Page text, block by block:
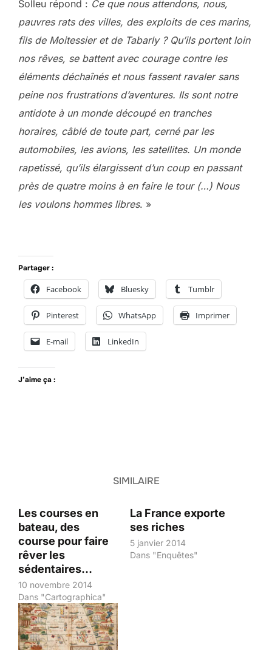
Solleu répond : Ce que nous attendons, nous,
pauvres rats des villes, des exploits de ces marins,
fils de Moitessier et de Tabarly ? Qu’ils portent loin
nos rêves, se battent avec courage contre les
éléments déchaînés et nous fassent ravaler sans
peine nos frustrations d’aventures. Ils sont notre
antidote à un monde découpé en tranches
horaires, câblé de toute part, cerné par les
automobiles, les avions, les satellites. Un monde
rapetissé, qu’ils élargissent d’un coup en passant
près de quatre moins à en faire le tour (…) Nous
les voulons hommes libres. »
Partager :
Facebook Bluesky Tumblr
Pinterest WhatsApp Imprimer
E-mail LinkedIn
J’aime ça :
SIMILAIRE
Les courses en
bateau, des
course pour faire
rêver les
sédentaires…
10 novembre 2014
Dans "Cartographica"
La France exporte
ses riches
5 janvier 2014
Dans "Enquêtes"